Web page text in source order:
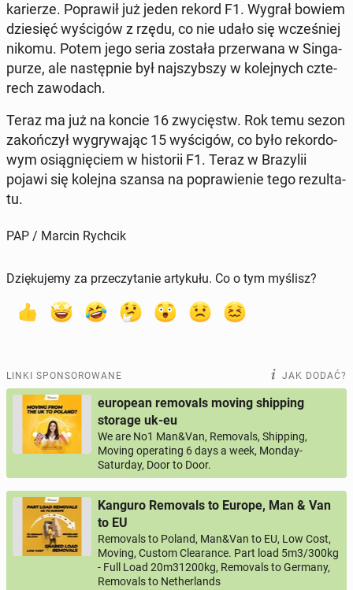
ka­rie­rze. Po­pra­wił już jeden rekord F1. Wygrał bowiem
dzie­sięć wy­ści­gów z rzędu, co nie udało się wcze­śniej
nikomu. Potem jego seria została prze­rwa­na w Sin­ga­
pu­rze, ale na­stęp­nie był naj­szyb­szy w ko­lej­nych czte­
rech za­wo­dach.
Teraz ma już na koncie 16 zwy­cięstw. Rok temu sezon
za­koń­czył wy­gry­wa­jąc 15 wy­ści­gów, co było re­kor­do­
wym osią­gnię­ciem w hi­sto­rii F1. Teraz w Bra­zy­lii
pojawi się kolejna szansa na po­pra­wie­nie tego re­zul­ta­
tu.
PAP / Marcin Rychcik
Dziękujemy za przeczytanie artykułu. Co o tym myślisz?
LINKI SPONSOROWANE JAK DODAĆ?
european removals moving shipping
storage uk-eu
We are No1 Man&Van, Removals, Shipping,
Moving operating 6 days a week, Monday-
Saturday, Door to Door.
Kanguro Removals to Europe, Man & Van
to EU
Removals to Poland, Man&Van to EU, Low Cost,
Moving, Custom Clearance. Part load 5m3/300kg
- Full Load 20m31200kg, Removals to Germany,
Removals to Netherlands